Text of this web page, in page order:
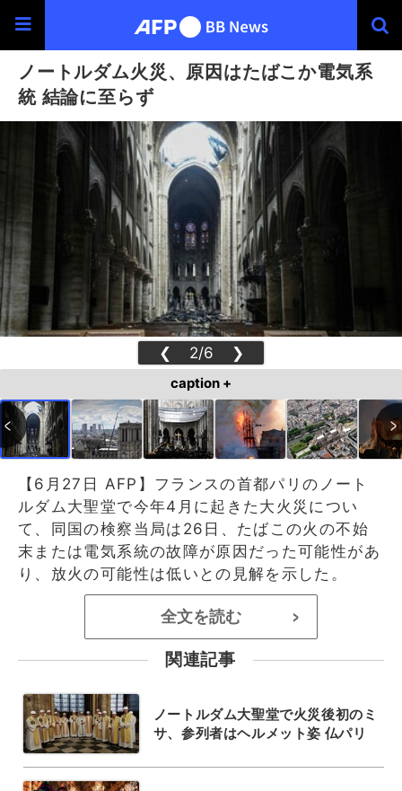
ノートルダム火災、原因はたばこか電気系
統 結論に至らず
❮ 2/6 ❯
caption +
【6月27日 AFP】フランスの首都パリのノート
ルダム大聖堂で今年4月に起きた大火災につい
て、同国の検察当局は26日、たばこの火の不始
末または電気系統の故障が原因だった可能性があ
り、放火の可能性は低いとの見解を示した。
全文を読む >
関連記事
ノートルダム大聖堂で火災後初のミ
サ、参列者はヘルメット姿 仏パリ